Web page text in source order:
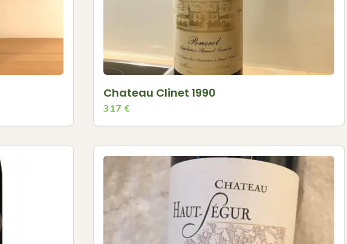
Chateau Clinet 1990
317 €